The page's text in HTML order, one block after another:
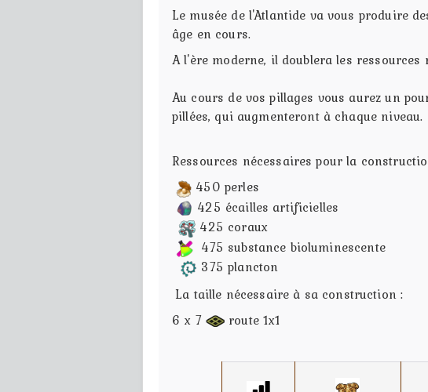
Le musée de l'Atlantide va vous produire
âge en cours.
A l'ère moderne, il doublera les
Au cours de vos pillages vous aurez un
pillées, qui augmenteront à chaque niveau.
Ressources nécessaires pour la
450 perles
425 écailles artificielles
425 coraux
475 substance bioluminescente
375 plancton
La taille nécessaire à sa construction :
6 x 7
route 1x1